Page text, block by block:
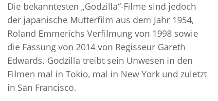
Die bekanntesten „Godzilla“-Filme sind jedoch
der japanische Mutterfilm aus dem Jahr 1954,
Roland Emmerichs Verfilmung von 1998 sowie
die Fassung von 2014 von Regisseur Gareth
Edwards. Godzilla treibt sein Unwesen in den
Filmen mal in Tokio, mal in New York und zuletzt
in San Francisco.